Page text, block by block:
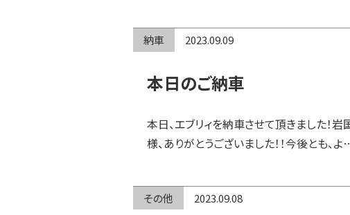
納車 2023.09.09
本日のご納車
本日、エブリィを納車させて頂きました！岩
様、ありがとうございました！！今後とも、
その他 2023.09.08